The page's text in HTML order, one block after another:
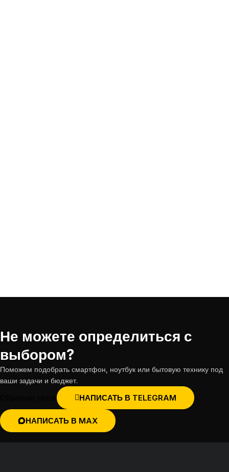
Не можете определиться с
выбором?
Поможем подобрать смартфон, ноутбук или бытовую технику под
ваши задачи и бюджет.
НАПИСАТЬ В TELEGRAM
НАПИСАТЬ В MAX